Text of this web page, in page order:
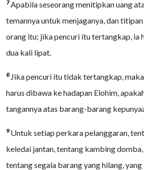
7Apabila seseorang menitipkan uang
temannya untuk menjaganya, dan
orang itu; jika pencuri itu tertangkap, ia
dua kali lipat.
8 Jika pencuri itu tidak tertangkap,
harus dibawa ke hadapan Elohim,
tangannya atas barang-barang
9 Untuk setiap perkara pelanggaran,
keledai jantan, tentang kambing
tentang segala barang yang hilang,